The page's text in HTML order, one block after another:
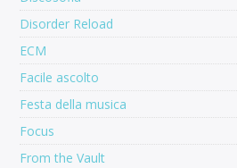
Disorder Reload
ECM
Facile ascolto
Festa della musica
Focus
From the Vault